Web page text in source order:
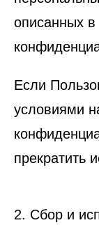
описанных
Если
условиями
прекратить
2. Сбор и